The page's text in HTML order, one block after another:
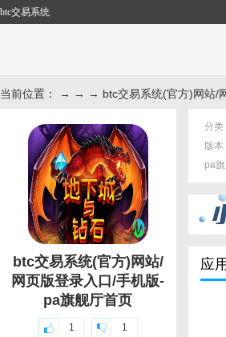
btc交易系统
当前位置： → → → btc交易系统(官方)网站/
btc交易系统(官方)网站/
网页版登录入口/手机版-
pa旗舰厅首页
1 1
分类
版本
pa
应